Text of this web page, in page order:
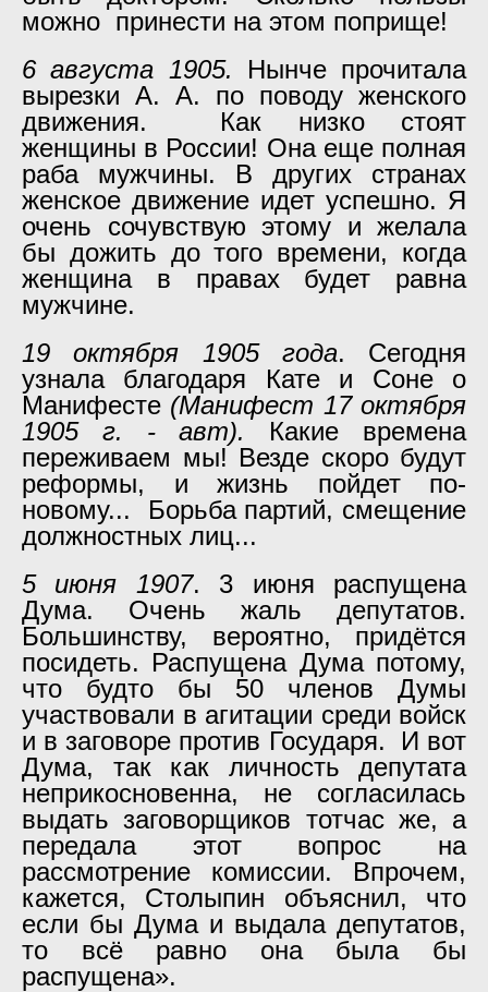
можно принести на этом поприще!
6 августа 1905. Нынче прочитала
вырезки А. А. по поводу женского
движения. Как низко стоят
женщины в России! Она еще полная
раба мужчины. В других странах
женское движение идет успешно. Я
очень сочувствую этому и желала
бы дожить до того времени, когда
женщина в правах будет равна
мужчине.
19 октября 1905 года. Сегодня
узнала благодаря Кате и Соне о
Манифесте (Манифест 17 октября
1905 г. - авт). Какие времена
переживаем мы! Везде скоро будут
реформы, и жизнь пойдет по-
новому... Борьба партий, смещение
должностных лиц...
5 июня 1907. 3 июня распущена
Дума. Очень жаль депутатов.
Большинству, вероятно, придётся
посидеть. Распущена Дума потому,
что будто бы 50 членов Думы
участвовали в агитации среди войск
и в заговоре против Государя. И вот
Дума, так как личность депутата
неприкосновенна, не согласилась
выдать заговорщиков тотчас же, а
передала этот вопрос на
рассмотрение комиссии. Впрочем,
кажется, Столыпин объяснил, что
если бы Дума и выдала депутатов,
то всё равно она была бы
распущена».